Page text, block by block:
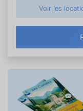
Voir les